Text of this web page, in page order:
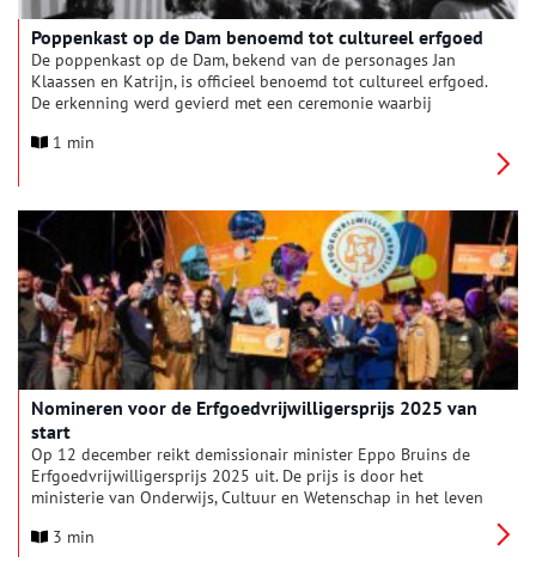
Poppenkast op de Dam benoemd tot cultureel erfgoed
De poppenkast op de Dam, bekend van de personages Jan
Klaassen en Katrijn, is officieel benoemd tot cultureel erfgoed.
De erkenning werd gevierd met een ceremonie waarbij
1 min
Nomineren voor de Erfgoedvrijwilligersprijs 2025 van
start
Op 12 december reikt demissionair minister Eppo Bruins de
Erfgoedvrijwilligersprijs 2025 uit. De prijs is door het
ministerie van Onderwijs, Cultuur en Wetenschap in het leven
voor het cultureel erfgoed in Nederland te belonen.
3 min